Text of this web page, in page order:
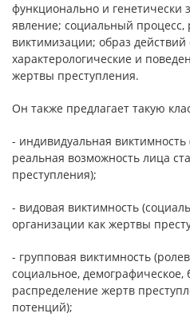
функционально и генетически
явление; социальный
виктимизации; образ
характерологические и
жертвы преступления.
Он также предлагает такую
- индивидуальная
реальная возможность лица
преступления);
- видовая виктимность
организации как жертвы
- групповая виктимность
социальное, демографическое,
распределение жертв
потенций);